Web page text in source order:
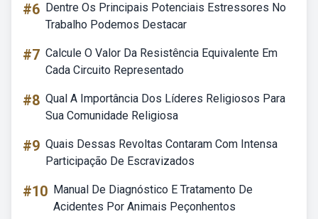
#6 Dentre Os Principais Potenciais Estressores No
Trabalho Podemos Destacar
#7 Calcule O Valor Da Resistência Equivalente Em
Cada Circuito Representado
#8 Qual A Importância Dos Líderes Religiosos Para
Sua Comunidade Religiosa
#9 Quais Dessas Revoltas Contaram Com Intensa
Participação De Escravizados
#10 Manual De Diagnóstico E Tratamento De
Acidentes Por Animais Peçonhentos